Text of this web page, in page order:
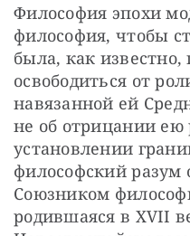
Философия эпохи
философия, чтобы
была, как известно,
освободиться от
навязанной ей
не об отрицании ею
установлении
философский разум
Союзником
родившаяся в ХVII